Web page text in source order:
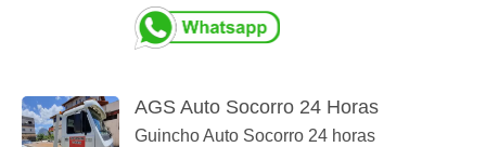
AGS Auto Socorro 24 Horas
Guincho Auto Socorro 24 horas